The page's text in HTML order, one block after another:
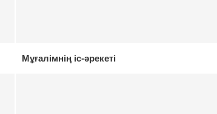
Мұғалімнің іс-әрекеті